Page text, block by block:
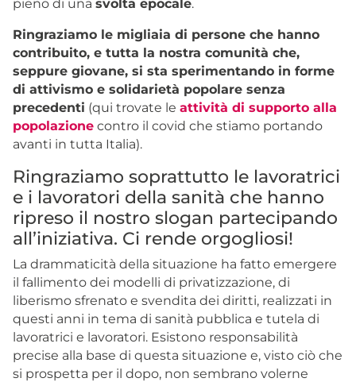
pieno di una svolta epocale.
Ringraziamo le migliaia di persone che hanno
contribuito, e tutta la nostra comunità che,
seppure giovane, si sta sperimentando in forme
di attivismo e solidarietà popolare senza
precedenti (qui trovate le attività di supporto alla
popolazione contro il covid che stiamo portando
avanti in tutta Italia).
Ringraziamo soprattutto le lavoratrici
e i lavoratori della sanità che hanno
ripreso il nostro slogan partecipando
all’iniziativa. Ci rende orgogliosi!
La drammaticità della situazione ha fatto emergere
il fallimento dei modelli di privatizzazione, di
liberismo sfrenato e svendita dei diritti, realizzati in
questi anni in tema di sanità pubblica e tutela di
lavoratrici e lavoratori. Esistono responsabilità
precise alla base di questa situazione e, visto ciò che
si prospetta per il dopo, non sembrano volerne